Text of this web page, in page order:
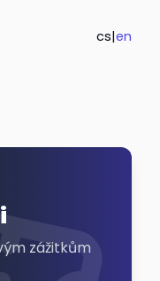
cs|en
zážitkům